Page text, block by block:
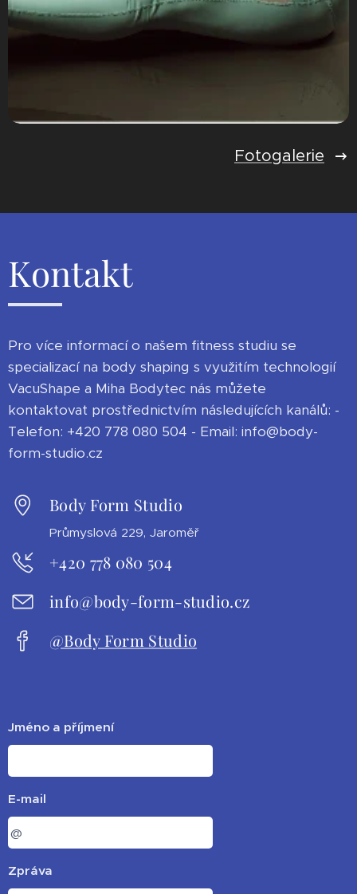
Fotogalerie
Kontakt
Pro více informací o našem fitness studiu se
specializací na body shaping s využitím technologií
VacuShape a Miha Bodytec nás můžete
kontaktovat prostřednictvím následujících kanálů: -
Telefon: +420 778 080 504 - Email: info@body-
form-studio.cz
Body Form Studio
Průmyslová 229, Jaroměř
+420 778 080 504
info@body-form-studio.cz
@Body Form Studio
Jméno a příjmení
E-mail
Zpráva